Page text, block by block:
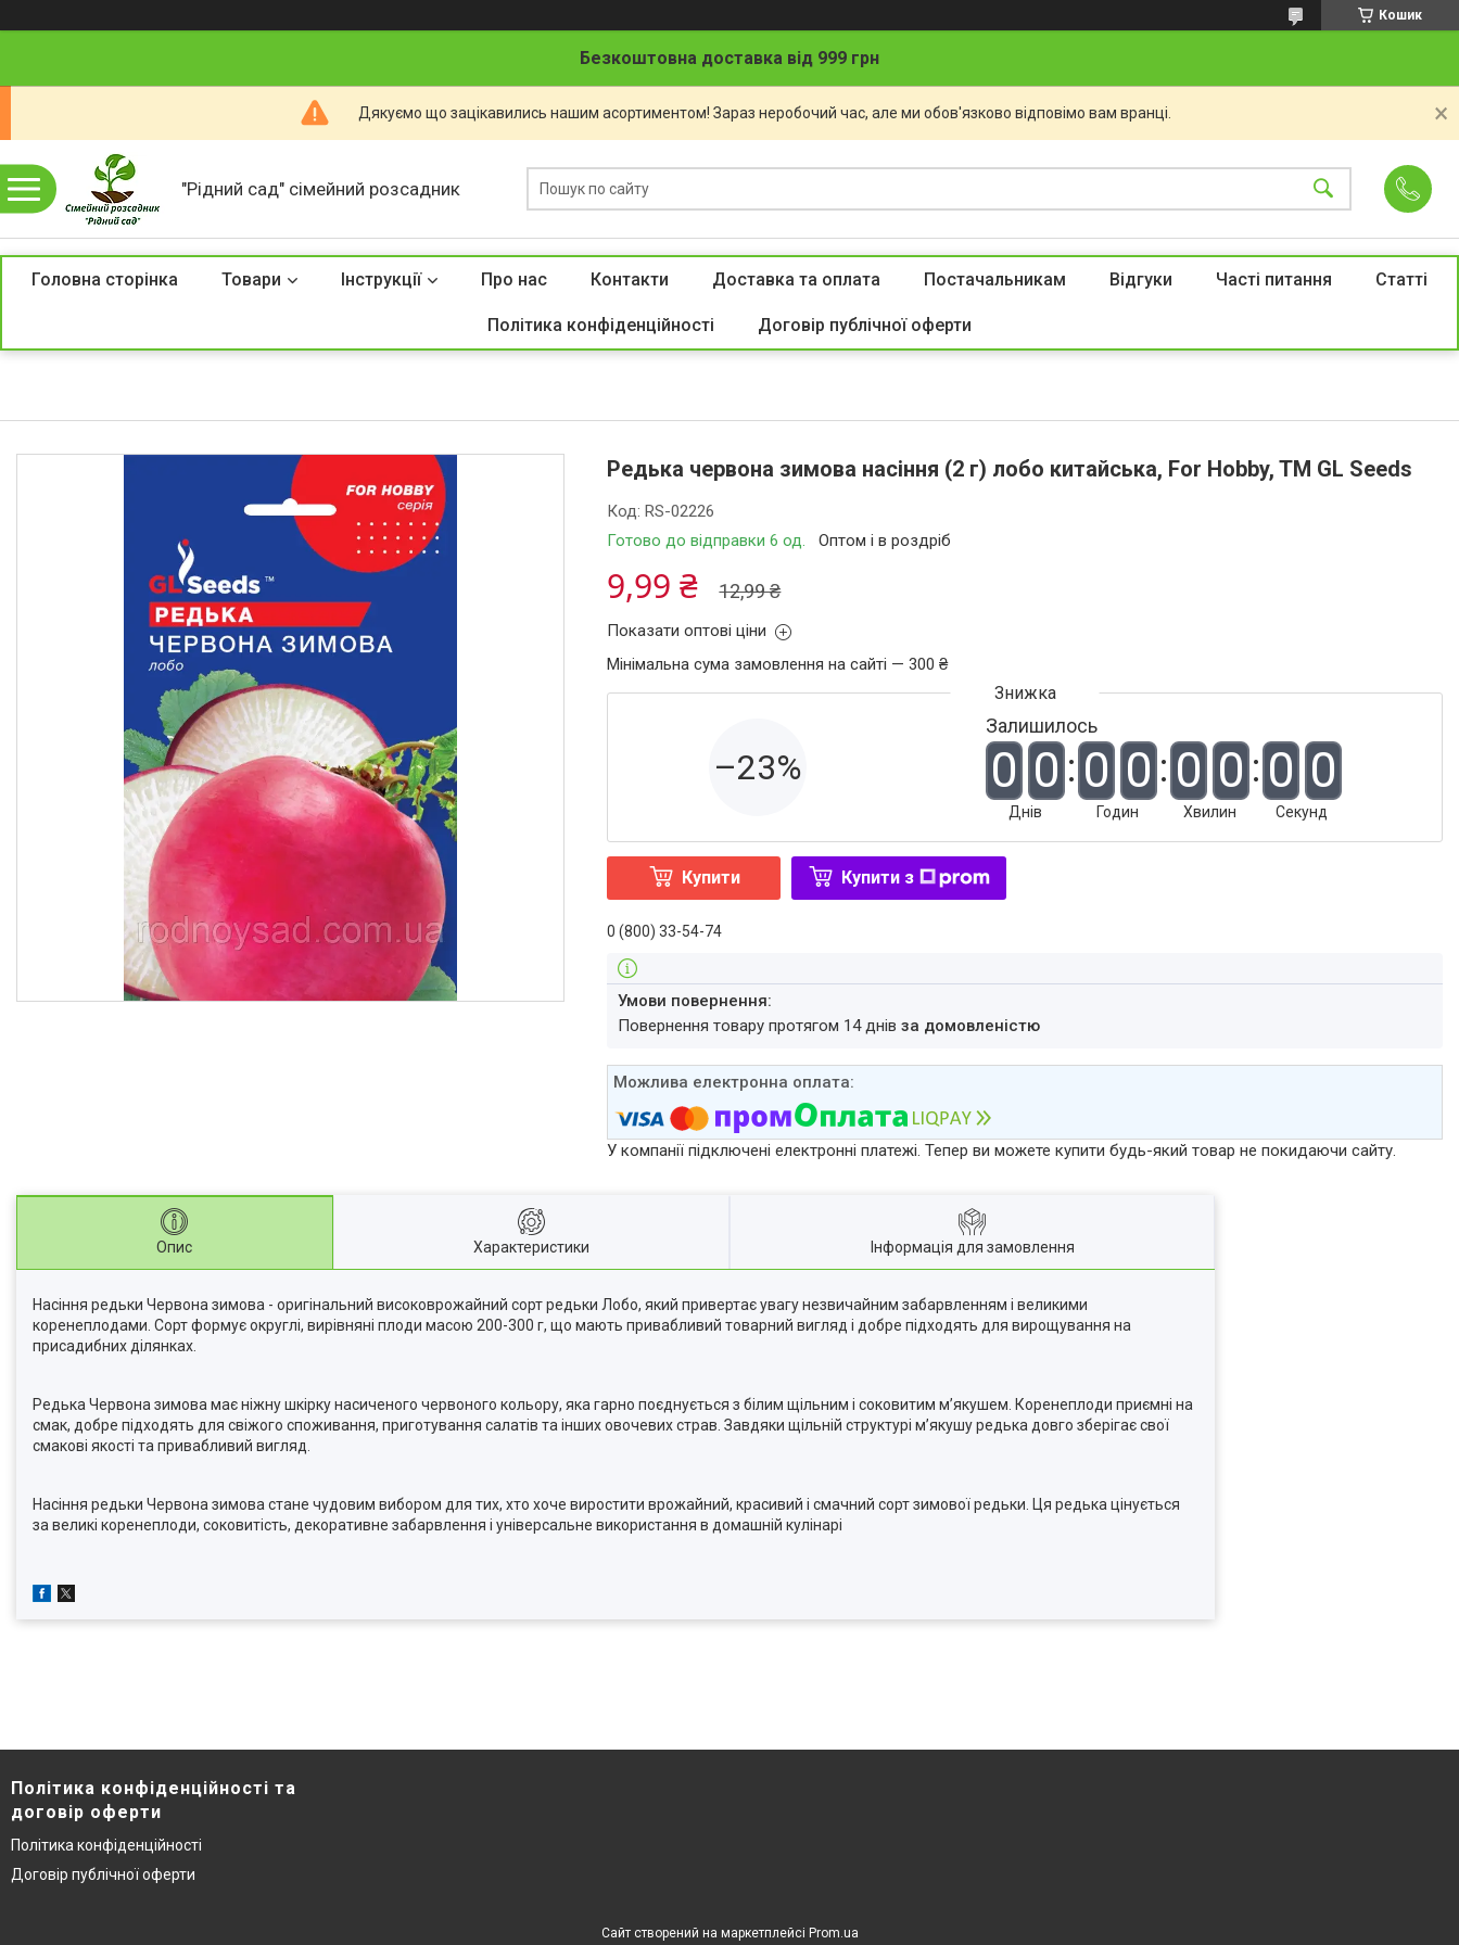
Кошик
Безкоштовна доставка від 999 грн
Дякуємо що зацікавились нашим асортиментом! Зараз неробочий час, але ми обов'язково відповімо вам вранці.
"Рідний сад" сімейний розсадник
Головна сторінка Товари Інструкції Про нас Контакти Доставка та оплата Постачальникам Відгуки Часті питання Статті
Політика конфіденційності Договір публічної оферти
Редька червона зимова насіння (2 г) лобо китайська, For Hobby, TM GL Seeds
Готово до відправки 6 од. Оптом і в роздріб
Код:RS-02226
12,99 ₴
9,99 ₴
Показати оптові ціни
Мінімальна сума замовлення на сайті — 300 ₴
–23%
Залишилось
0 0
Днів
0 0
Годин
0 0
Хвилин
0 0
Секунд
Купити Купити з
0 (800) 33-54-74
повернення товару протягом 14 днівза домовленістю
У компанії підключені електронні платежі. Тепер ви можете купити будь-який товар не покидаючи сайту.
Опис Характеристики Інформація для замовлення
Насіння редьки Червона зимова - оригінальний високоврожайний сорт редьки Лобо, який привертає увагу незвичайним забарвленням і великими
коренеплодами. Сорт формує округлі, вирівняні плоди масою 200-300 г, що мають привабливий товарний вигляд і добре підходять для вирощування на
присадибних ділянках.
Редька Червона зимова має ніжну шкірку насиченого червоного кольору, яка гарно поєднується з білим щільним і соковитим м’якушем. Коренеплоди приємні на
смак, добре підходять для свіжого споживання, приготування салатів та інших овочевих страв. Завдяки щільній структурі м’якушу редька довго зберігає свої
смакові якості та привабливий вигляд.
Насіння редьки Червона зимова стане чудовим вибором для тих, хто хоче виростити врожайний, красивий і смачний сорт зимової редьки. Ця редька цінується
за великі коренеплоди, соковитість, декоративне забарвлення і універсальне використання в домашній кулінарі
Політика конфіденційності та
договір оферти
Політика конфіденційності
Договір публічної оферти
Сайт створений на маркетплейсі Prom.ua